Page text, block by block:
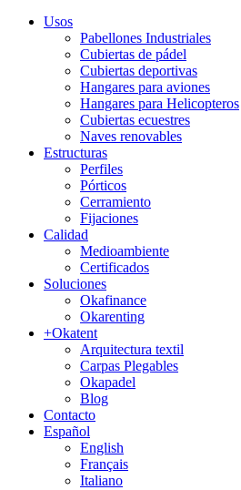
Usos
Pabellones Industriales
Cubiertas de pádel
Cubiertas deportivas
Hangares para aviones
Hangares para Helicopteros
Cubiertas ecuestres
Naves renovables
Estructuras
Perfiles
Pórticos
Cerramiento
Fijaciones
Calidad
Medioambiente
Certificados
Soluciones
Okafinance
Okarenting
+Okatent
Arquitectura textil
Carpas Plegables
Okapadel
Blog
Contacto
Español
English
Français
Italiano